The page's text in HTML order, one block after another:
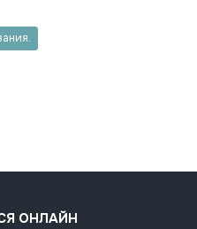
ОНЛАЙН